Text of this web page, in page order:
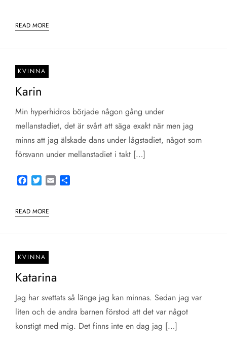
READ MORE
KVINNA
Karin
Min hyperhidros började någon gång under
mellanstadiet, det är svårt att säga exakt när men jag
minns att jag älskade dans under lågstadiet, något som
försvann under mellanstadiet i takt […]
Facebook
TwitterEmail
READ MORE
KVINNA
Katarina
Jag har svettats så länge jag kan minnas. Sedan jag var
liten och de andra barnen förstod att det var något
konstigt med mig. Det finns inte en dag jag […]